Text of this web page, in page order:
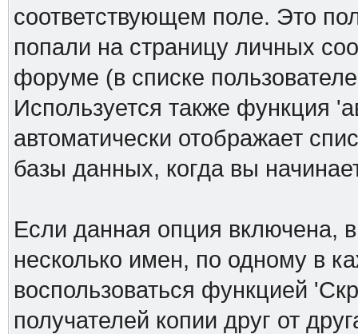
соответствующем поле. Это
попали на страницу личных
форуме (в списке
Используется также функция
автоматически отображает
базы данных, когда вы
Если данная опция включена,
несколько имен, по одному в
воспользоваться функцией
получателей копии друг от